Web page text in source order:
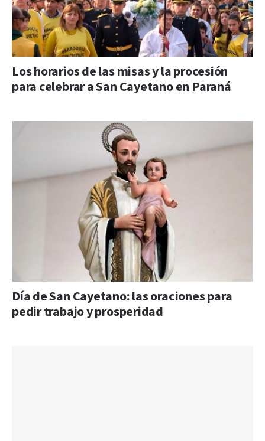
Los horarios de las misas y la procesión
para celebrar a San Cayetano en Paraná
Día de San Cayetano: las oraciones para
pedir trabajo y prosperidad